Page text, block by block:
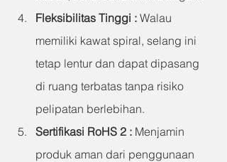
Fleksibilitas Tinggi : Walau
memiliki kawat spiral, selang ini
tetap lentur dan dapat dipasang
di ruang terbatas tanpa risiko
pelipatan berlebihan.
Sertifikasi RoHS 2 : Menjamin
produk aman dari penggunaan